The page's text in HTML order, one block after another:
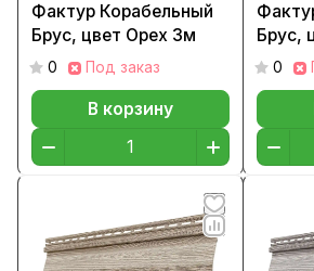
Фактур Корабельный
Брус, цвет Орех 3м
0 Под заказ
В корзину
Брус,
0